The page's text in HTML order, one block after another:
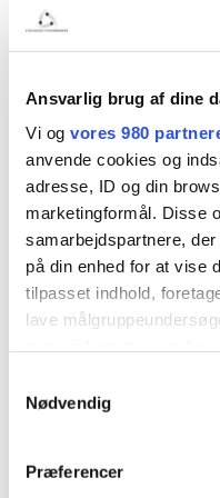
Ansvarlig brug af dine
Vi og vores 980
anvende cookies og
adresse, ID og din
marketingformål. Disse
samarbejdspartnere,
på din enhed for at vise
tilpasset indhold,
lave
tilbage eller ændre
"Cookiedeklaration",
Nødvendig
Præferencer